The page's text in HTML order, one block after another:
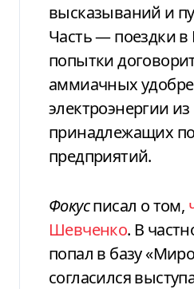
высказываний и
Часть — поездки в
попытки
аммиачных
электроэнергии из
принадлежащих
предприятий.
Фокусписал о том,
Шевченко. В
попал в базу
согласился